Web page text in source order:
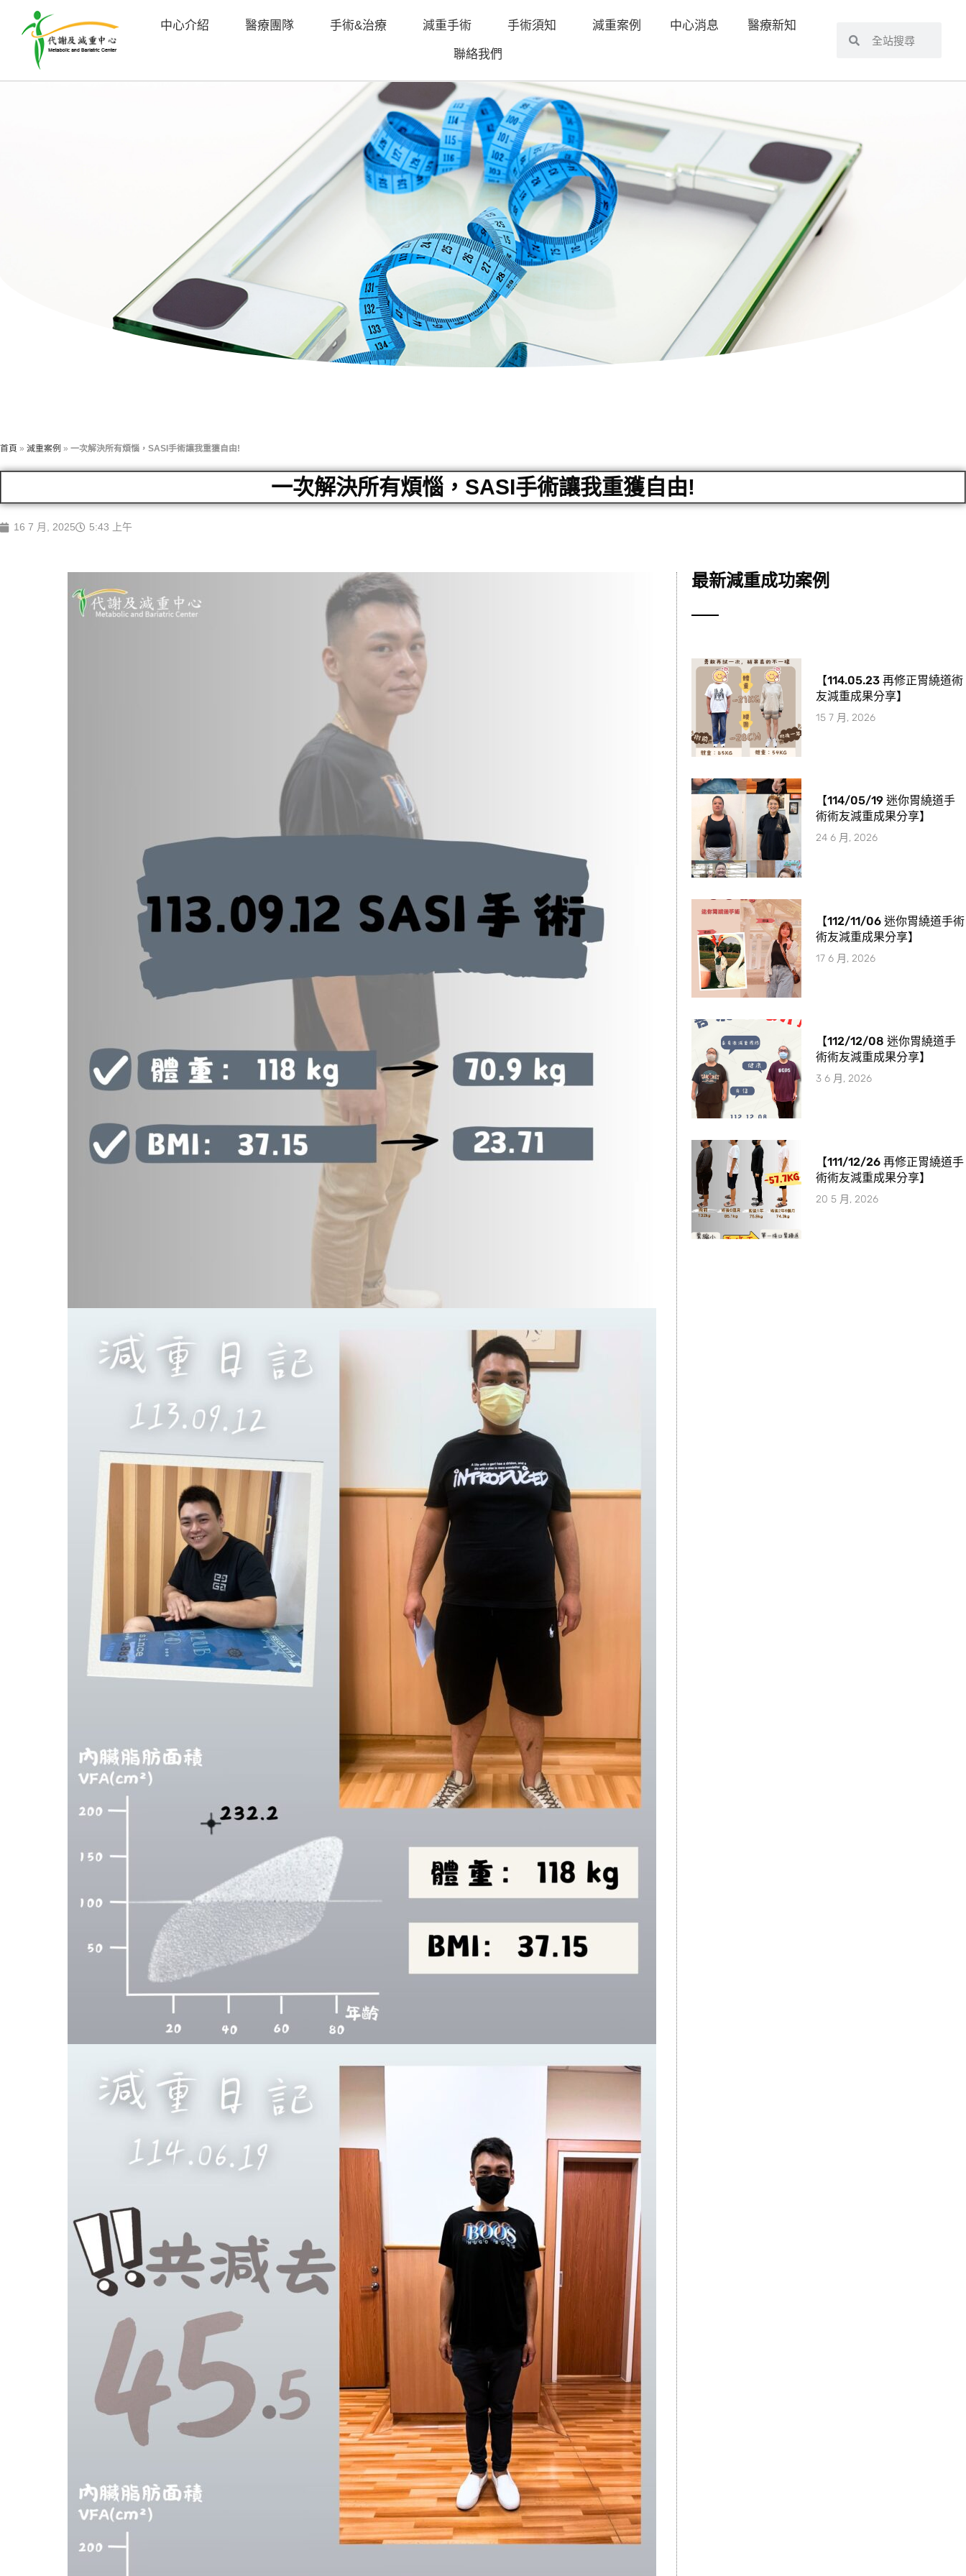
中心介紹 醫療團隊 手術&治療 減重手術 手術須知 減重案例 中心消息 醫療新知
聯絡我們
首頁 » 減重案例 » 一次解決所有煩惱，SASI手術讓我重獲自由!
一次解決所有煩惱，SASI手術讓我重獲自由!
16 7 月, 2025 5:43 上午
最新減重成功案例
【114.05.23 再修正胃繞道術
友減重成果分享】
15 7 月, 2026
【114/05/19 迷你胃繞道手
術術友減重成果分享】
24 6 月, 2026
【112/11/06 迷你胃繞道手術
術友減重成果分享】
17 6 月, 2026
【112/12/08 迷你胃繞道手
術術友減重成果分享】
3 6 月, 2026
【111/12/26 再修正胃繞道手
術術友減重成果分享】
20 5 月, 2026